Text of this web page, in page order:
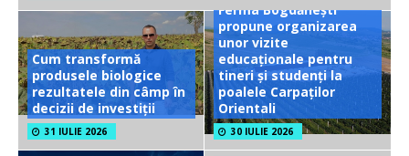
Cum transformă
produsele biologice
rezultatele din câmp în
decizii de investiții
31 IULIE 2026
Ferma Bogdănești
propune organizarea
unor vizite
educaționale pentru
tineri și studenți la
poalele Carpaților
Orientali
30 IULIE 2026